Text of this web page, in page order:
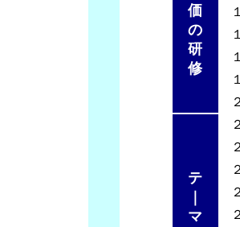
価
の
研
修
テ
マ